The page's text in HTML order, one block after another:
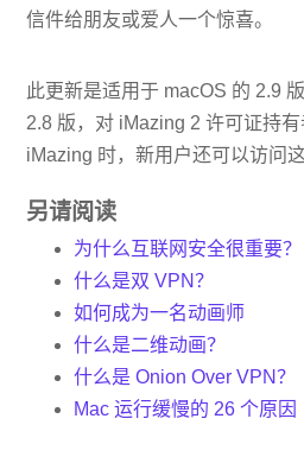
信件给朋友或爱人一个惊喜。
此更新是适用于 macOS 的 2.9
2.8 版，对 iMazing 2 许可证持
iMazing 时，新用户还可以访问
另请阅读
为什么互联网安全很重要？
什么是双 VPN？
如何成为一名动画师
什么是二维动画？
什么是 Onion Over VPN？
Mac 运行缓慢的 26 个原因